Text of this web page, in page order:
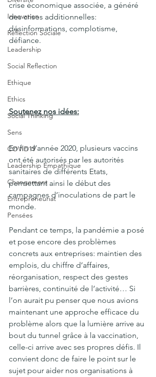
Innovation
Réflection Sociale
Leadership
Social Reflection
Ethique
Ethics
Social Thinking
Sens
COVID19
Leadership Empathique
Changement
Entrepreneuriat
Pensées
crise économique associée, a généré
des crises additionnelles:
désinformations, complotisme,
défiance.
Soutenez nos idées:
En fin d’année 2020, plusieurs vaccins
ont été autorisés par les autorités
sanitaires de différents Etats,
permettant ainsi le début des
campagnes d’inoculations de part le
monde.
Pendant ce temps, la pandémie a posé
et pose encore des problèmes
concrets aux entreprises: maintien des
emplois, du chiffre d’affaires,
réorganisation, respect des gestes
barrières, continuité de l’activité… Si
l’on aurait pu penser que nous avions
maintenant une approche efficace du
problème alors que la lumière arrive au
bout du tunnel grâce à la vaccination,
celle-ci arrive avec ses propres défis. Il
convient donc de faire le point sur le
sujet pour aider nos organisations à